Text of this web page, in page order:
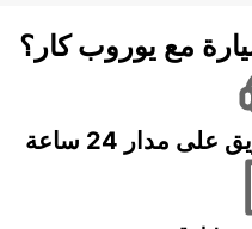
مع يوروب كار؟
مدار 24 ساعة